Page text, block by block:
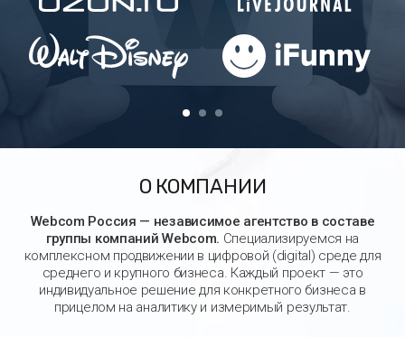
О КОМПАНИИ
Webcom Россия — независимое агентство в составе
группы компаний Webcom. Специализируемся на
комплексном продвижении в цифровой (digital) среде для
среднего и крупного бизнеса. Каждый проект — это
индивидуальное решение для конкретного бизнеса в
прицелом на аналитику и измеримый результат.